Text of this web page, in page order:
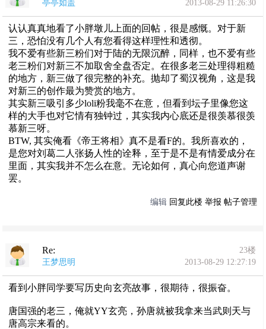
亭亭如盖
2013-08-29 11:26:30
认认真真地看了小胖墩儿上面的回帖，很是感慨。对于新
三，恐怕没有几个人有您看得这样理性和透彻。
我不爱有些新三粉们对于陆的无限沉醉，同样，也不爱有些
老三粉们对新三不加取舍全盘否定。在很多老三处理得粗糙
的地方，新三做了很完整的补充。抛却了蜀汉视角，这是我
对新三的创作最为赞赏的地方。
其实新三吸引多少loli粉我毫不在意，但看到坛子里像您这
样的大手也对它情有独钟过，其实我内心底还是很羡慕很羡
慕新三呀。
BTW, 其实俺看《帝王将相》真不是看F的。我所喜欢的，
是您对刘葛二人张扬人性的诠释，至于是不是有情爱成分在
里面，其实我并不怎么在意。无论如何，真心向您道声谢
罢。
编辑 回复此楼 举报 帖子管理
Re:
23楼
王梦思明
2013-08-29 12:27:19
看到小胖同学要写历史向玄亮故事，很期待，很振奋。
唐国强的老三，俺就YY玄亮，孙唐就被我拿来当武则天与
唐高宗来看的。